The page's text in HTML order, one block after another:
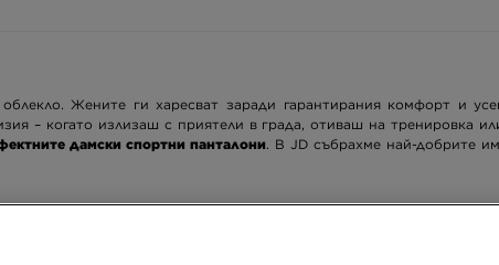
Жените ги харесват заради гарантирания комфорт и
– когато излизаш с приятели в града, отиваш на тренировка
дамски спортни панталони. В JD събрахме най-добрите